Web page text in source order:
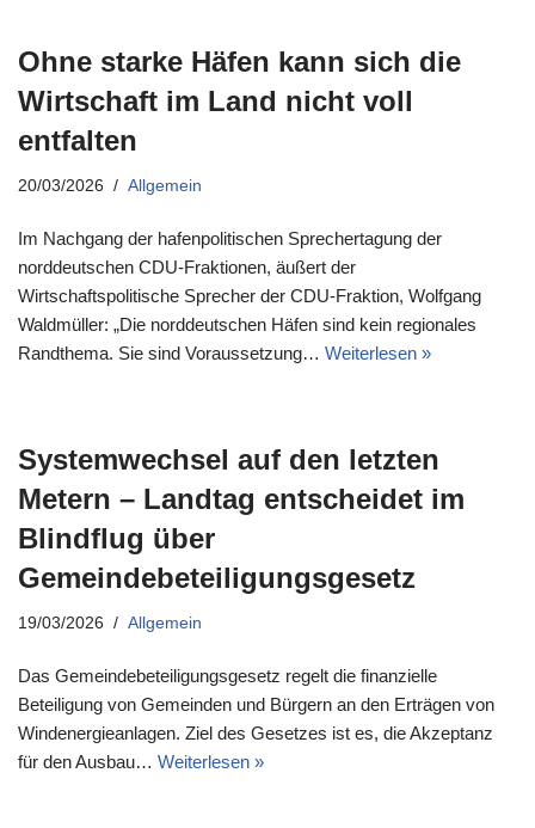
Ohne starke Häfen kann sich die
Wirtschaft im Land nicht voll
entfalten
20/03/2026 Allgemein
Im Nachgang der hafenpolitischen Sprechertagung der
norddeutschen CDU-Fraktionen, äußert der
Wirtschaftspolitische Sprecher der CDU-Fraktion, Wolfgang
Waldmüller: „Die norddeutschen Häfen sind kein regionales
Randthema. Sie sind Voraussetzung… Weiterlesen »
Systemwechsel auf den letzten
Metern – Landtag entscheidet im
Blindflug über
Gemeindebeteiligungsgesetz
19/03/2026 Allgemein
Das Gemeindebeteiligungsgesetz regelt die finanzielle
Beteiligung von Gemeinden und Bürgern an den Erträgen von
Windenergieanlagen. Ziel des Gesetzes ist es, die Akzeptanz
für den Ausbau… Weiterlesen »